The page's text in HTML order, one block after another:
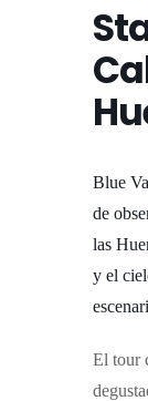
Blue
de
las
y el
El tour